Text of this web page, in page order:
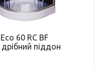
60 RC BF
піддон